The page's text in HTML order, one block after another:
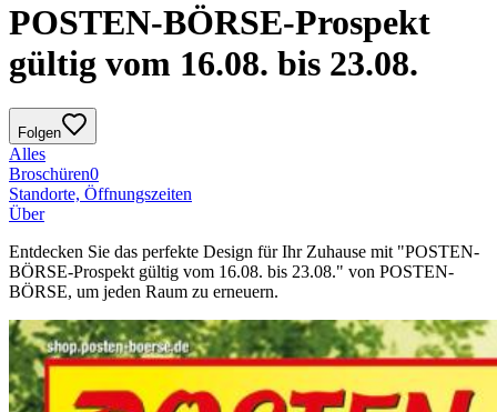
POSTEN-BÖRSE-Prospekt
gültig vom 16.08. bis 23.08.
Folgen
Alles
Broschüren0
Standorte, Öffnungszeiten
Über
Entdecken Sie das perfekte Design für Ihr Zuhause mit "POSTEN-
BÖRSE-Prospekt gültig vom 16.08. bis 23.08." von POSTEN-
BÖRSE, um jeden Raum zu erneuern.